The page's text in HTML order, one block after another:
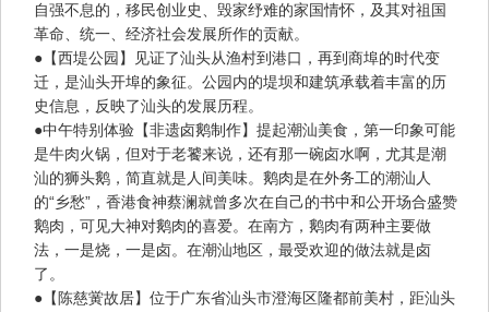
自强不息的，移民创业史、毁家纾难的家国情怀，及其对祖国
革命、统一、经济社会发展所作的贡献。
●【西堤公园】见证了汕头从渔村到港口，再到商埠的时代变
迁，是汕头开埠的象征。公园内的堤坝和建筑承载着丰富的历
史信息，反映了汕头的发展历程。
●中午特别体验【非遗卤鹅制作】提起潮汕美食，第一印象可能
是牛肉火锅，但对于老饕来说，还有那一碗卤水啊，尤其是潮
汕的狮头鹅，简直就是人间美味。鹅肉是在外务工的潮汕人
的“乡愁”，香港食神蔡澜就曾多次在自己的书中和公开场合盛赞
鹅肉，可见大神对鹅肉的喜爱。在南方，鹅肉有两种主要做
法，一是烧，一是卤。在潮汕地区，最受欢迎的做法就是卤
了。
●【陈慈黉故居】位于广东省汕头市澄海区隆都前美村，距汕头